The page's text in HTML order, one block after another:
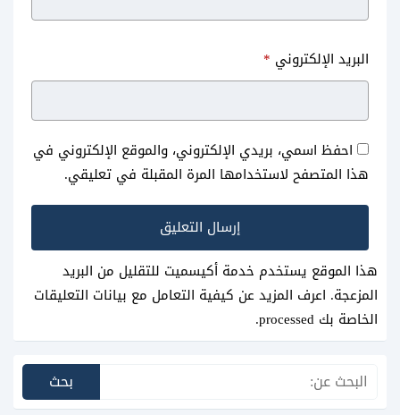
البريد الإلكتروني *
احفظ اسمي، بريدي الإلكتروني، والموقع الإلكتروني في
هذا المتصفح لاستخدامها المرة المقبلة في تعليقي.
هذا الموقع يستخدم خدمة أكيسميت للتقليل من البريد
المزعجة. اعرف المزيد عن كيفية التعامل مع بيانات التعليقات
الخاصة بك processed
.